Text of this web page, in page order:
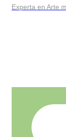
Experta en Arte